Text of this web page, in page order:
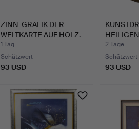
ZINN-GRAFIK DER
WELTKARTE AUF HOLZ.
1 Tag
Schätzwert
93 USD
MARIA M…
2 Tage
Schätzwert
93 USD